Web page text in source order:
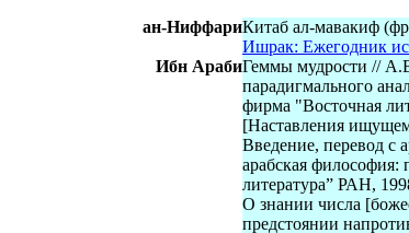
ан-НиффариКитаб ал-мавакиф
Ишрак: Ежегодник
Ибн АрабиГеммы мудрости //
парадигмального
фирма "Восточная
[Наставления
Введение, перевод с
арабская
литература” РАН,
О знании числа
предстоянии